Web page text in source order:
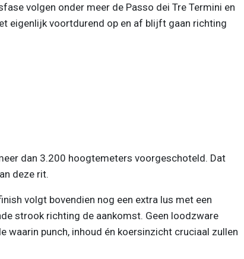
volgen onder meer de Passo dei Tre Termini en
eigenlijk voortdurend op en af blijft gaan richting
dan 3.200 hoogtemeters voorgeschoteld. Dat
deze rit.
volgt bovendien nog een extra lus met een
strook richting de aankomst. Geen loodzware
waarin punch, inhoud én koersinzicht cruciaal zullen